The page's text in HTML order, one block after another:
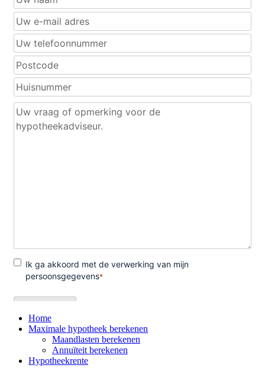
Home
Maximale hypotheek berekenen
Maandlasten berekenen
Annuïteit berekenen
Hypotheekrente